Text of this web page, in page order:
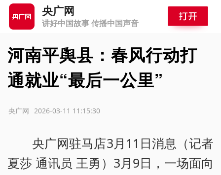
央广网
讲好中国故事 传播中国声音
河南平舆县：春风行动打
通就业“最后一公里”
2026-03-11 11:15:30
央广网
央广网驻马店3月11日消息（记者
夏莎 通讯员 王勇）3月9日，一场面向